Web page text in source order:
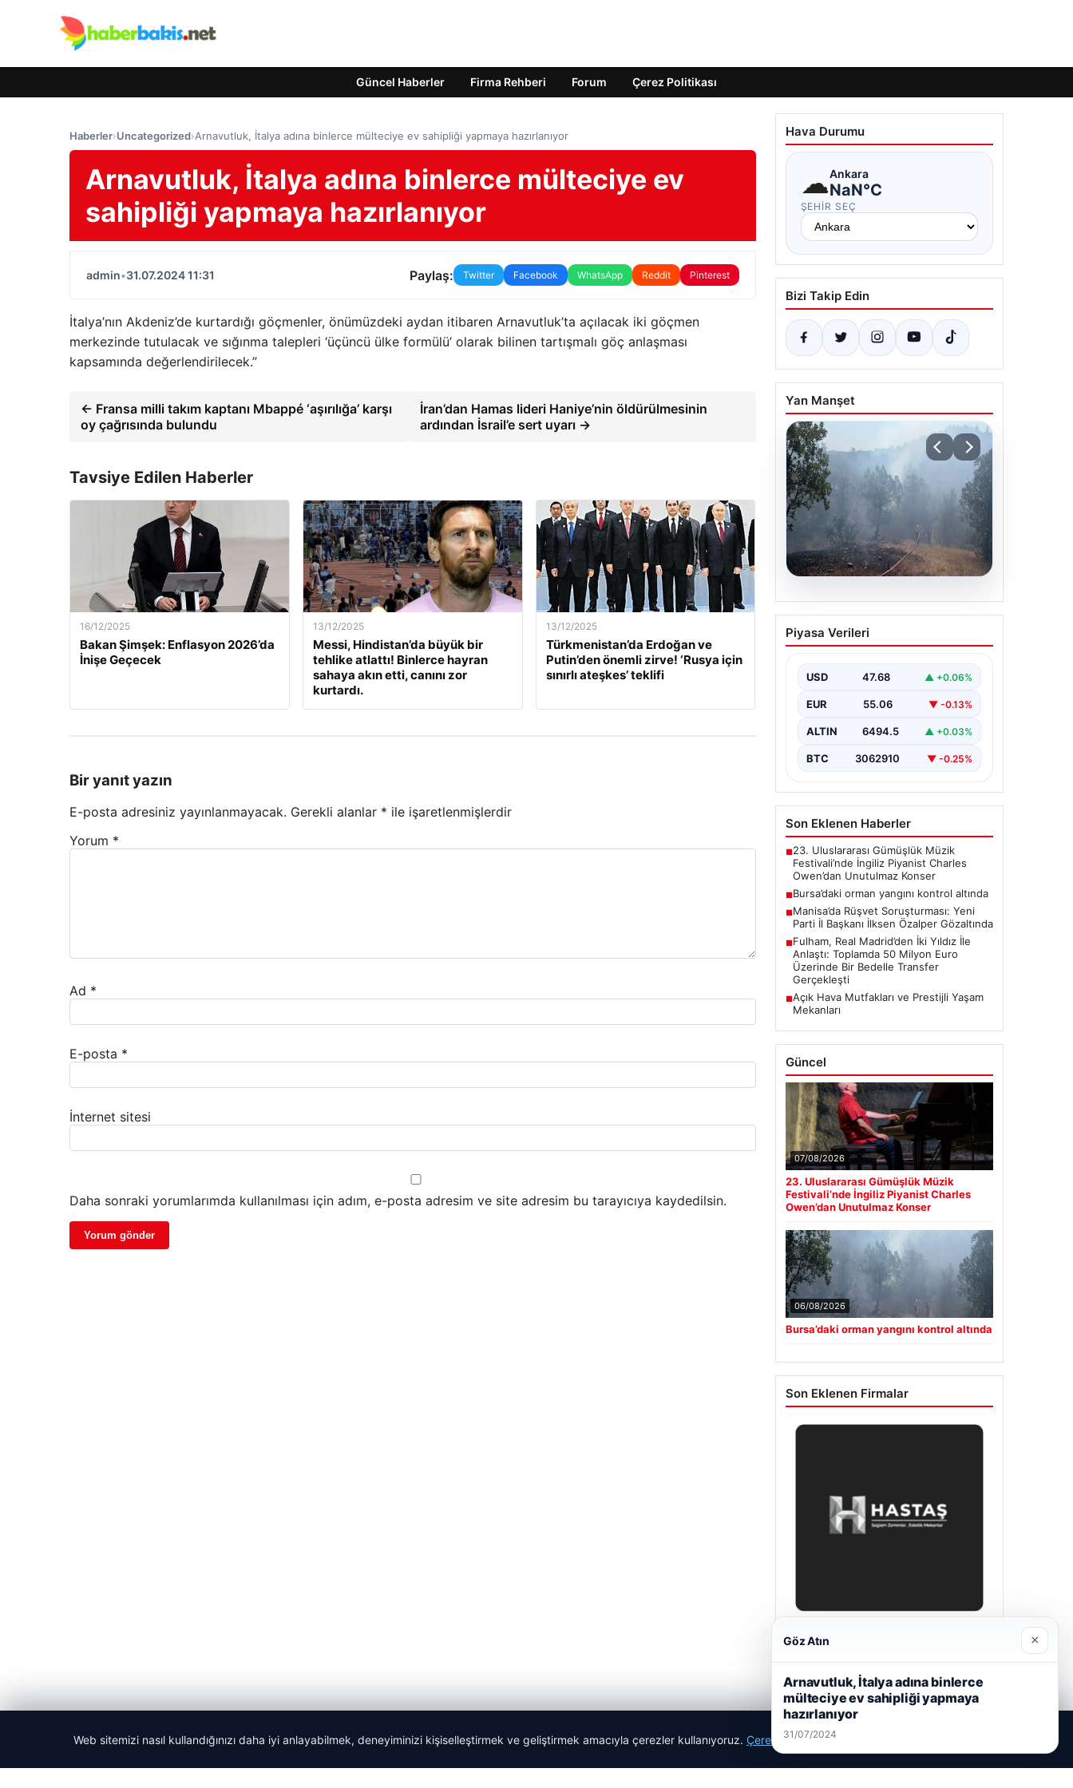
Güncel Haberler Firma Rehberi Forum Çerez Politikası
Haberler›Uncategorized›Arnavutluk, İtalya adına binlerce mülteciye ev sahipliği yapmaya hazırlanıyor
Arnavutluk, İtalya adına binlerce mülteciye ev
sahipliği yapmaya hazırlanıyor
admin•31.07.2024 11:31 Paylaş: Twitter Facebook WhatsApp Reddit Pinterest
İtalya’nın Akdeniz’de kurtardığı göçmenler, önümüzdeki aydan itibaren Arnavutluk’ta açılacak iki göçmen
merkezinde tutulacak ve sığınma talepleri ‘üçüncü ülke formülü’ olarak bilinen tartışmalı göç anlaşması
kapsamında değerlendirilecek.”
← Fransa milli takım kaptanı Mbappé ‘aşırılığa’ karşı
oy çağrısında bulundu
İran’dan Hamas lideri Haniye’nin öldürülmesinin
ardından İsrail’e sert uyarı →
Tavsiye Edilen Haberler
16/12/2025
Bakan Şimşek: Enflasyon 2026’da
İnişe Geçecek
13/12/2025
Messi, Hindistan’da büyük bir
tehlike atlattı! Binlerce hayran
sahaya akın etti, canını zor
kurtardı.
13/12/2025
Türkmenistan’da Erdoğan ve
Putin’den önemli zirve! ‘Rusya için
sınırlı ateşkes’ teklifi
Bir yanıt yazın
E-posta adresiniz yayınlanmayacak. Gerekli alanlar * ile işaretlenmişlerdir
Yorum *
Ad *
E-posta *
İnternet sitesi
Daha sonraki yorumlarımda kullanılması için adım, e-posta adresim ve site adresim bu tarayıcıya kaydedilsin.
Hava Durumu
☁Ankara
NaN°C
ŞEHIR SEÇ
Bizi Takip Edin
Yan Manşet
06.08.2026
Bursa’daki orman
yangını kontrol altında
Piyasa Verileri
USD 47.68 ▲ +0.06%
EUR 55.06 ▼ -0.13%
ALTIN 6494.5 ▲ +0.03%
BTC 3062910 ▼ -0.25%
Son Eklenen Haberler
■23. Uluslararası Gümüşlük Müzik
Festivali’nde İngiliz Piyanist Charles
Owen’dan Unutulmaz Konser
■Bursa’daki orman yangını kontrol altında
■Manisa’da Rüşvet Soruşturması: Yeni
Parti İl Başkanı İlksen Özalper Gözaltında
■Fulham, Real Madrid’den İki Yıldız İle
Anlaştı: Toplamda 50 Milyon Euro
Üzerinde Bir Bedelle Transfer
Gerçekleşti
■Açık Hava Mutfakları ve Prestijli Yaşam
Mekanları
Güncel
07/08/2026
23. Uluslararası Gümüşlük Müzik
Festivali’nde İngiliz Piyanist Charles
Owen’dan Unutulmaz Konser
06/08/2026
Bursa’daki orman yangını kontrol altında
Son Eklenen Firmalar
Hastaş Beton
Web sitemizi nasıl kullandığınızı daha iyi anlayabilmek, deneyiminizi kişiselleştirmek ve geliştirmek amacıyla çerezler kullanıyoruz. Çerez Politikamız
Göz Atın ×
Arnavutluk, İtalya adına binlerce
mülteciye ev sahipliği yapmaya
hazırlanıyor
31/07/2024